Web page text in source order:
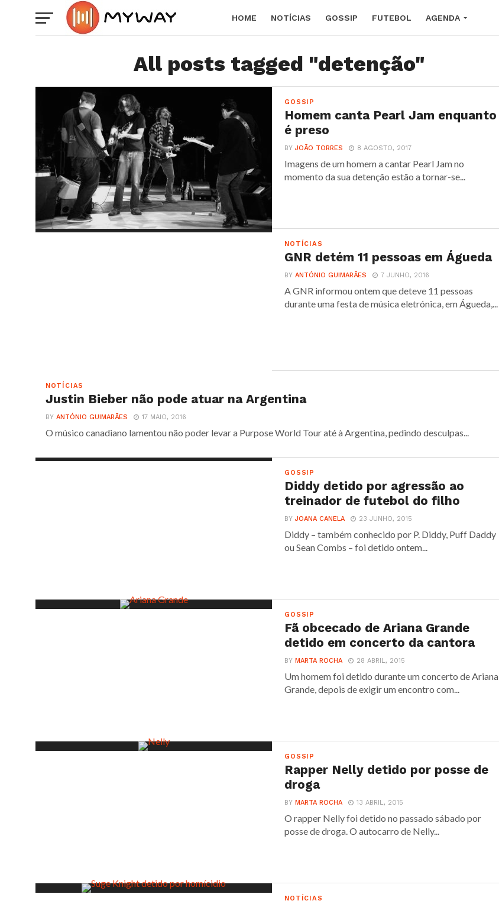
HOME NOTÍCIAS GOSSIP FUTEBOL AGENDA
All posts tagged "detenção"
GOSSIP
Homem canta Pearl Jam enquanto
é preso
BYJOÃO TORRES 8 AGOSTO, 2017
Imagens de um homem a cantar Pearl Jam no
momento da sua detenção estão a tornar-se...
NOTÍCIAS
GNR detém 11 pessoas em Águeda
BYANTÓNIO GUIMARÃES 7 JUNHO, 2016
A GNR informou ontem que deteve 11 pessoas
durante uma festa de música eletrónica, em Águeda,...
NOTÍCIAS
Justin Bieber não pode atuar na Argentina
BY ANTÓNIO GUIMARÃES 17 MAIO, 2016
O músico canadiano lamentou não poder levar a Purpose World Tour até à Argentina, pedindo desculpas...
GOSSIP
Diddy detido por agressão ao
treinador de futebol do filho
BYJOANA CANELA 23 JUNHO, 2015
Diddy – também conhecido por P. Diddy, Puff Daddy
ou Sean Combs – foi detido ontem...
GOSSIP
Fã obcecado de Ariana Grande
detido em concerto da cantora
BYMARTA ROCHA 28 ABRIL, 2015
Um homem foi detido durante um concerto de Ariana
Grande, depois de exigir um encontro com...
GOSSIP
Rapper Nelly detido por posse de
droga
BYMARTA ROCHA 13 ABRIL, 2015
O rapper Nelly foi detido no passado sábado por
posse de droga. O autocarro de Nelly...
NOTÍCIAS